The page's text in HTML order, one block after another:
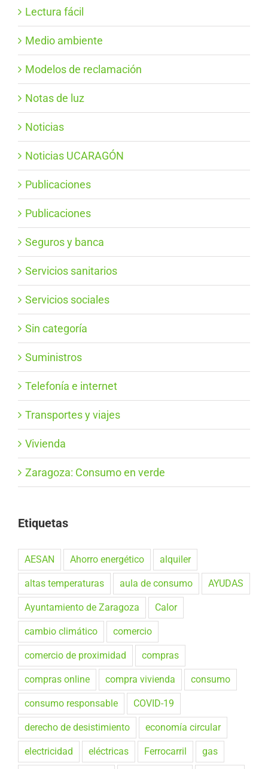
Lectura fácil
Medio ambiente
Modelos de reclamación
Notas de luz
Noticias
Noticias UCARAGÓN
Publicaciones
Publicaciones
Seguros y banca
Servicios sanitarios
Servicios sociales
Sin categoría
Suministros
Telefonía e internet
Transportes y viajes
Vivienda
Zaragoza: Consumo en verde
Etiquetas
AESAN Ahorro energético alquiler
altas temperaturas aula de consumo AYUDAS
Ayuntamiento de Zaragoza Calor
cambio climático comercio
comercio de proximidad compras
compras online compra vivienda consumo
consumo responsable COVID-19
derecho de desistimiento economía circular
electricidad eléctricas Ferrocarril gas